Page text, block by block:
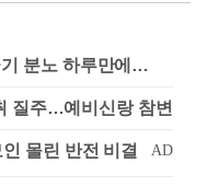
분노 하루만에…
질주…예비신랑 참변